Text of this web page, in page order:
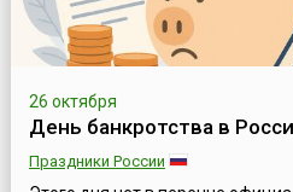
26 октября
День банкротства в
Праздники России